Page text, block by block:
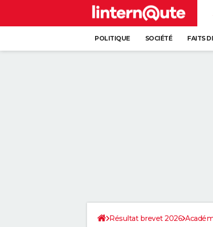
POLITIQUE SOCIÉTÉ FAITS
Résultat brevet 2026